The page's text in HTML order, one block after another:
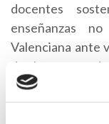
docentes
enseñanzas
Valenciana ante
de los
divorcio,
hecho o